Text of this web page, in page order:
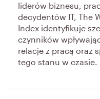
liderów biznesu,
decydentów IT, The
Index identyfikuje
czynników
relacje z pracą oraz
tego stanu w czasie.